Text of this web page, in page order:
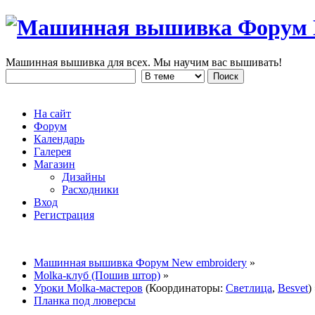
Машинная вышивка для всех. Мы научим вас вышивать!
На сайт
Форум
Календарь
Галерея
Магазин
Дизайны
Расходники
Вход
Регистрация
Машинная вышивка Форум New embroidery »
Molka-клуб (Пошив штор) »
Уроки Molka-мастеров (Координаторы: Светлица, Besvet)
Планка под люверсы